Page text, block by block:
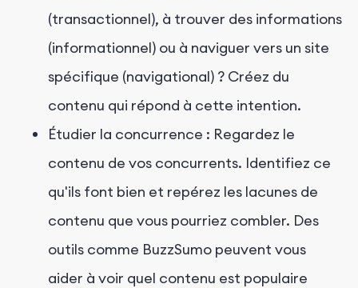
(transactionnel), à trouver des informations
(informationnel) ou à naviguer vers un site
spécifique (navigational) ? Créez du
contenu qui répond à cette intention.
Étudier la concurrence : Regardez le
contenu de vos concurrents. Identifiez ce
qu'ils font bien et repérez les lacunes de
contenu que vous pourriez combler. Des
outils comme BuzzSumo peuvent vous
aider à voir quel contenu est populaire